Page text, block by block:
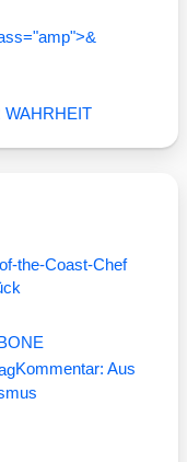
WAHRHEIT
the-Coast-Chef
Kommentar: Aus